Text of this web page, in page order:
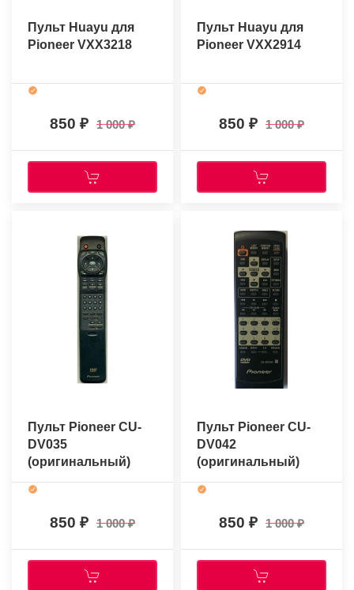
Пульт Huayu для
Pioneer VXX3218
850 1 000
Пульт Huayu для
Pioneer VXX2914
850 1 000
Пульт Pioneer CU-
DV035
(оригинальный)
850 1 000
Пульт Pioneer CU-
DV042
(оригинальный)
850 1 000